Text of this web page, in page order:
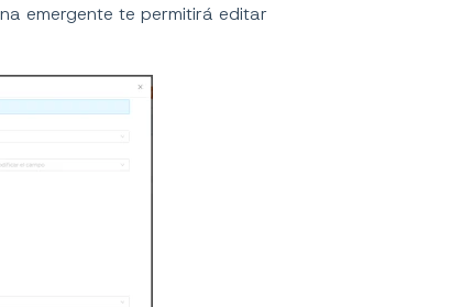
emergente te permitirá editar